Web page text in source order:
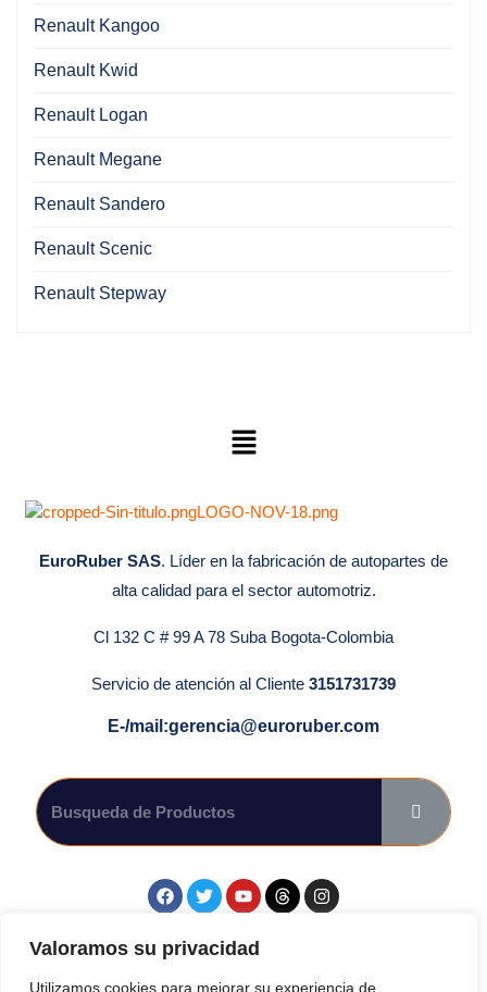
Valoramos su privacidad
Utilizamos cookies para mejorar su experiencia de
Renault Kangoo
Renault Kwid
Renault Logan
Renault Megane
Renault Sandero
Renault Scenic
Renault Stepway
EuroRuber SAS. Líder en la fabricación de autopartes de
alta calidad para el sector automotriz.
Cl 132 C # 99 A 78 Suba Bogota-Colombia
Servicio de atención al Cliente 3151731739
E-/mail:gerencia@euroruber.com